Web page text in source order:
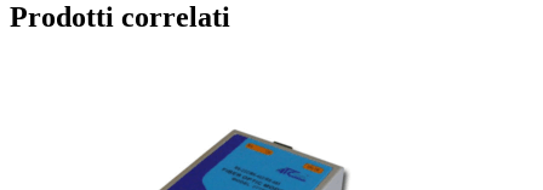
Prodotti correlati